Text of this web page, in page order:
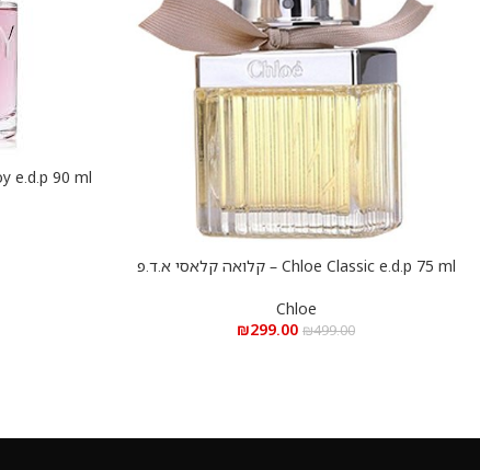
הוספה לסל
Chloe Classic e.d.p 75 ml – קלואה קלאסי א.ד.פ
Chloe
₪499.00
₪299.00
הוספה לסל